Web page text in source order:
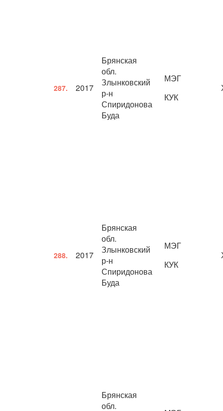
287. 2017
Брянская
обл.
Злынковский
р-н
Спиридонова
Буда
МЭГ
КУК
288. 2017
Брянская
обл.
Злынковский
р-н
Спиридонова
Буда
МЭГ
КУК
Брянская
обл.